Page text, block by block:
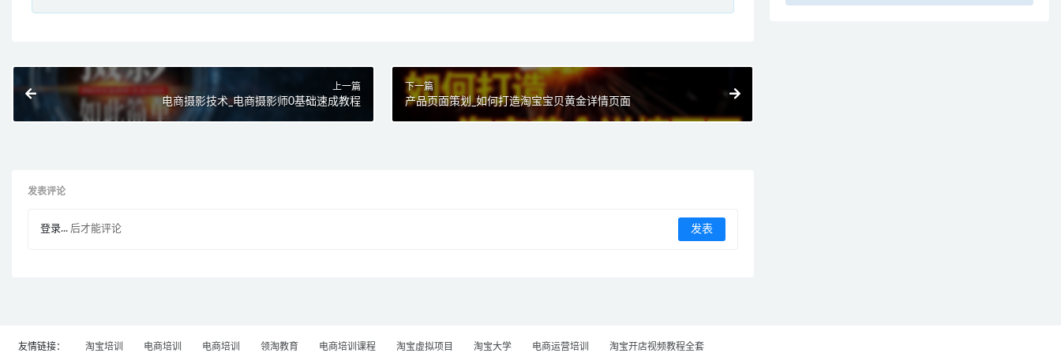
上一篇
电商摄影技术_电商摄影师0基础速成教程
下一篇
产品页面策划_如何打造淘宝宝贝黄金详情页面
发表评论
登录... 后才能评论
友情链接： 淘宝培训 电商培训 电商培训 领淘教育 电商培训课程 淘宝虚拟项目 淘宝大学 电商运营培训 淘宝开店视频教程全套